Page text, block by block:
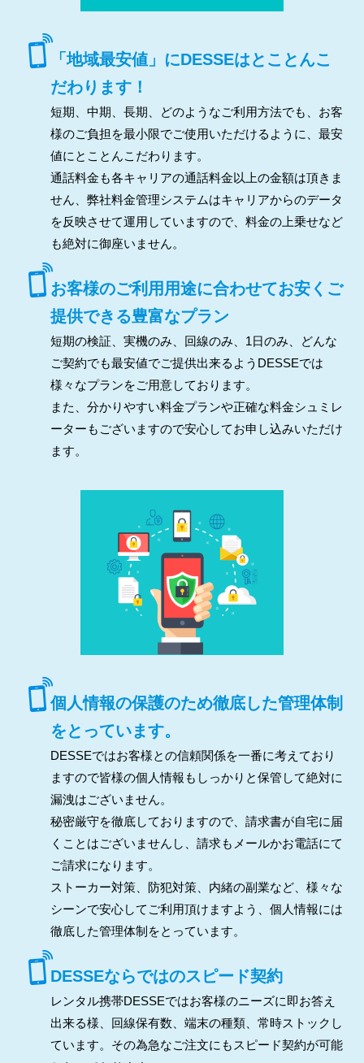
「地域最安値」にDESSEはとことんこ
だわります！
短期、中期、長期、どのようなご利用方法でも、お客
様のご負担を最小限でご使用いただけるように、最安
値にとことんこだわります。
通話料金も各キャリアの通話料金以上の金額は頂きま
せん、弊社料金管理システムはキャリアからのデータ
を反映させて運用していますので、料金の上乗せなど
も絶対に御座いません。
お客様のご利用用途に合わせてお安くご
提供できる豊富なプラン
短期の検証、実機のみ、回線のみ、1日のみ、どんな
ご契約でも最安値でご提供出来るようDESSEでは
様々なプランをご用意しております。
また、分かりやすい料金プランや正確な料金シュミレ
ーターもございますので安心してお申し込みいただけ
ます。
個人情報の保護のため徹底した管理体制
をとっています。
DESSEではお客様との信頼関係を一番に考えており
ますので皆様の個人情報もしっかりと保管して絶対に
漏洩はございません。
秘密厳守を徹底しておりますので、請求書が自宅に届
くことはございませんし、請求もメールかお電話にて
ご請求になります。
ストーカー対策、防犯対策、内緒の副業など、様々な
シーンで安心してご利用頂けますよう、個人情報には
徹底した管理体制をとっています。
DESSEならではのスピード契約
レンタル携帯DESSEではお客様のニーズに即お答え
出来る様、回線保有数、端末の種類、常時ストックし
ています。その為急なご注文にもスピード契約が可能